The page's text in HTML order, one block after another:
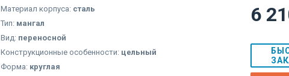
Материал корпуса: сталь
Тип: мангал
Вид: переносной
Конструкционные особенности: цельный
Форма: круглая
6